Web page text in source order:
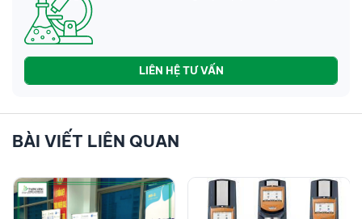
LIÊN HỆ TƯ VẤN
BÀI VIẾT LIÊN QUAN